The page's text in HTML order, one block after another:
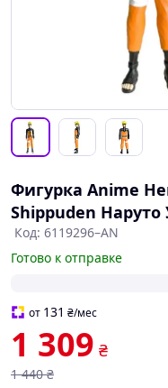
Фигурка Anime
Shippuden Наруто
Код: 6119296–AN
Готово к отправке
от 131 ₴/мес
1 309 ₴
1 440 ₴